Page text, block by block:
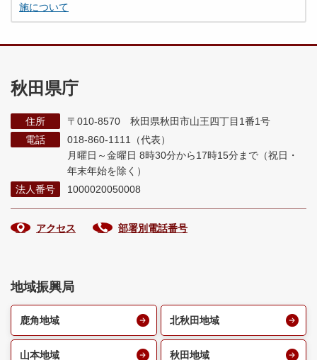
施について
秋田県庁
住所
〒010-8570 秋田県秋田市山王四丁目1番1号
電話
018-860-1111（代表）
月曜日～金曜日 8時30分から17時15分まで （祝日・
年末年始を除く）
法人番号
1000020050008
アクセス 部署別電話番号
地域振興局
鹿角地域 北秋田地域
山本地域 秋田地域